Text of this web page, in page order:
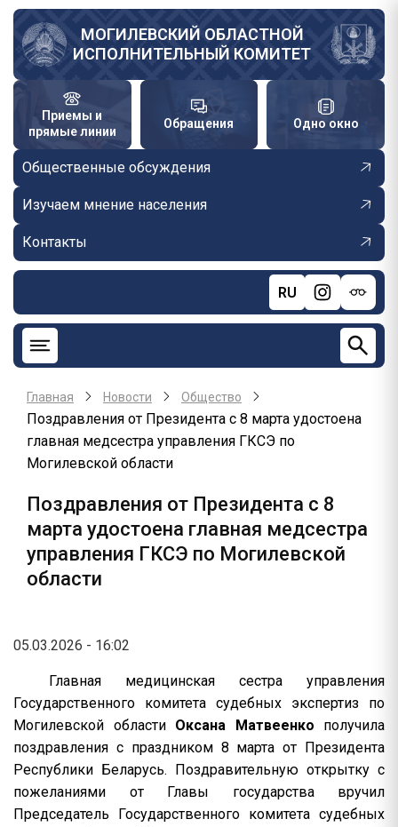
Перейти
основному
содержанию
МОГИЛЕВСКИЙ ОБЛАСТНОЙ
ИСПОЛНИТЕЛЬНЫЙ КОМИТЕТ
Приемы и
прямые линии
Обращения Одно окно
Общественные обсуждения
Изучаем мнение населения
Контакты
RU
Главная Новости Общество
Поздравления от Президента с 8 марта удостоена
главная медсестра управления ГКСЭ по
Могилевской области
Поздравления от Президента с 8
марта удостоена главная медсестра
управления ГКСЭ по Могилевской
области
05.03.2026 - 16:02
Главная медицинская сестра управления
Государственного комитета судебных экспертиз по
Могилевской области Оксана Матвеенко получила
поздравления с праздником 8 марта от Президента
Республики Беларусь. Поздравительную открытку с
пожеланиями от Главы государства вручил
Председатель Государственного комитета судебных